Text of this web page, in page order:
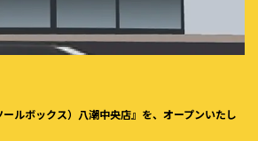
ルボックス）八潮中央店』を、オープンいたし